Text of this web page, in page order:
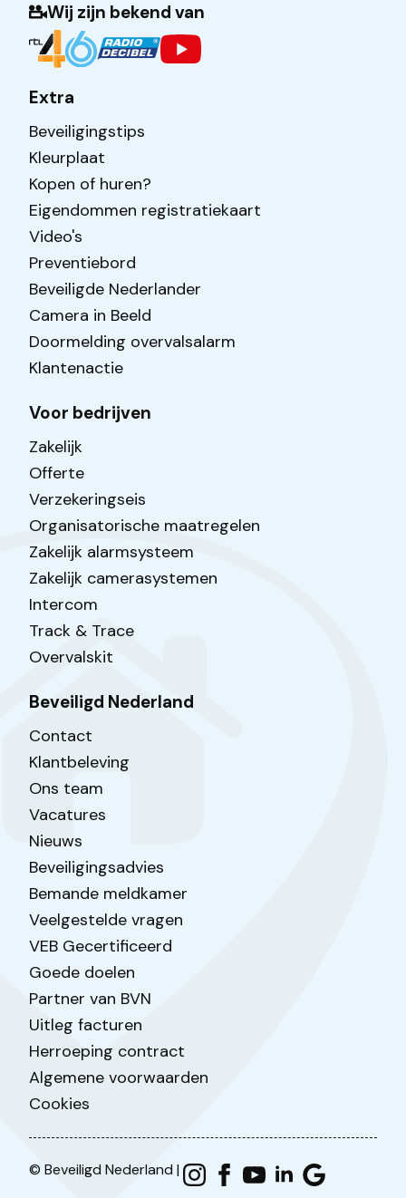
Wij zijn bekend van
Extra
Beveiligingstips
Kleurplaat
Kopen of huren?
Eigendommen registratiekaart
Video's
Preventiebord
Beveiligde Nederlander
Camera in Beeld
Doormelding overvalsalarm
Klantenactie
Voor bedrijven
Zakelijk
Offerte
Verzekeringseis
Organisatorische maatregelen
Zakelijk alarmsysteem
Zakelijk camerasystemen
Intercom
Track & Trace
Overvalskit
Beveiligd Nederland
Contact
Klantbeleving
Ons team
Vacatures
Nieuws
Beveiligingsadvies
Bemande meldkamer
Veelgestelde vragen
VEB Gecertificeerd
Goede doelen
Partner van BVN
Uitleg facturen
Herroeping contract
Algemene voorwaarden
Cookies
© Beveiligd Nederland |